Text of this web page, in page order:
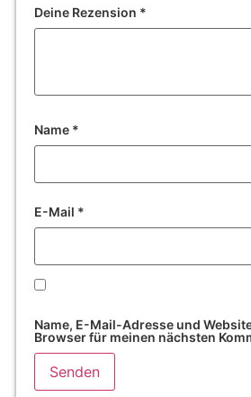
Deine Rezension *
Name *
E-Mail *
Name, E-Mail-Adresse und
Browser für meinen nächsten